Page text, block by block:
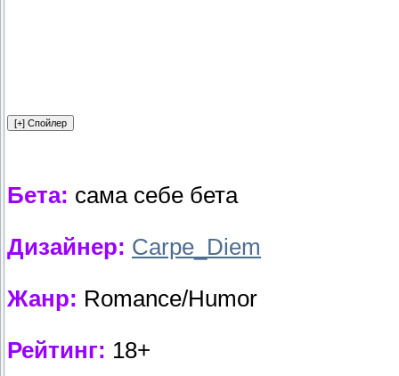
Бета: сама себе бета
Дизайнер: Carpe_Diem
Жанр: Romance/Humor
Рейтинг: 18+